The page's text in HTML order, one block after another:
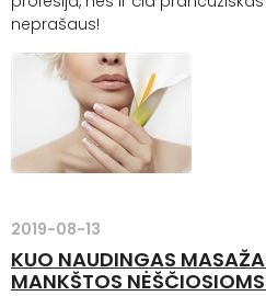
neprašaus!
2019-08-13
KUO NAUDINGAS
MANKŠTOS